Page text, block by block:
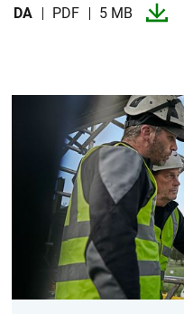
DA PDF 5 MB